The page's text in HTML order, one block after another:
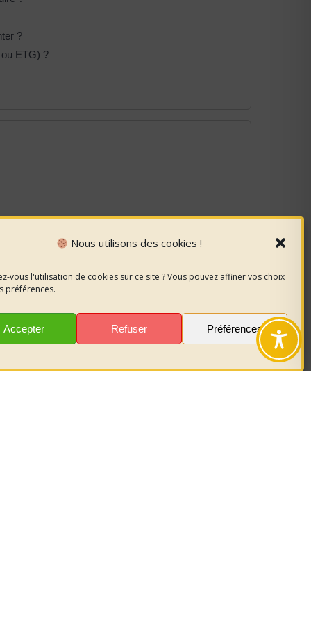
Nous utilisons des cookies !
vous l'utilisation de cookies sur ce site ? Vous pouvez affiner vos choix
préférences.
Accepter Refuser Préférences
?
ETG) ?